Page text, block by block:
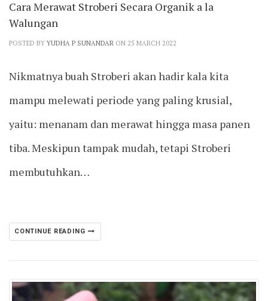
Cara Merawat Stroberi Secara Organik a la
Walungan
POSTED BY YUDHA P SUNANDAR ON 25 MARCH 2022
Nikmatnya buah Stroberi akan hadir kala kita
mampu melewati periode yang paling krusial,
yaitu: menanam dan merawat hingga masa panen
tiba. Meskipun tampak mudah, tetapi Stroberi
membutuhkan…
CONTINUE READING